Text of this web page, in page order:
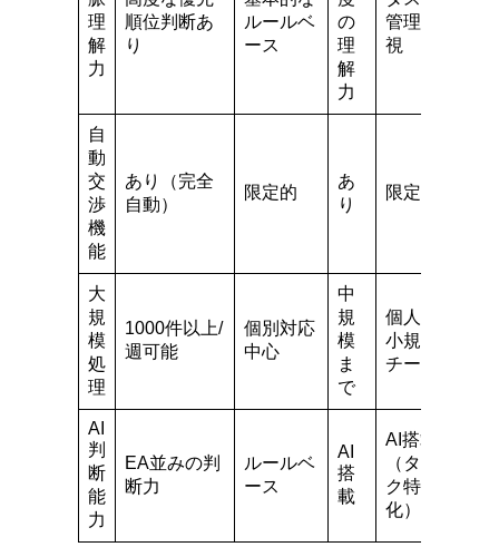
理
解
力
順位判断あ
り
ルールベ
ース
の
理
解
力
管理重
視
自
動
交
渉
機
能
あり（完全
自動）
限定的
あ
り
限定的
大
規
模
処
理
1000件以上/
週可能
個別対応
中心
中
規
模
ま
で
個人〜
小規模
チーム
AI
判
断
能
力
EA並みの判
断力
ルールベ
ース
AI
搭
載
AI搭載
（タス
ク特
化）